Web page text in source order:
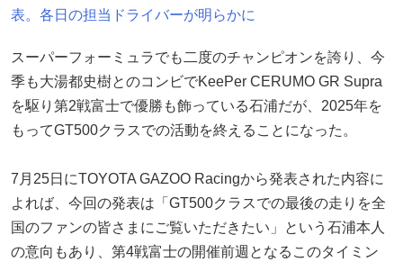
表。各日の担当ドライバーが明らかに
スーパーフォーミュラでも二度のチャンピオンを誇り、今
季も大湯都史樹とのコンビでKeePer CERUMO GR Supra
を駆り第2戦富士で優勝も飾っている石浦だが、2025年を
もってGT500クラスでの活動を終えることになった。
7月25日にTOYOTA GAZOO Racingから発表された内容に
よれば、今回の発表は「GT500クラスでの最後の走りを全
国のファンの皆さまにご覧いただきたい」という石浦本人
の意向もあり、第4戦富士の開催前週となるこのタイミン